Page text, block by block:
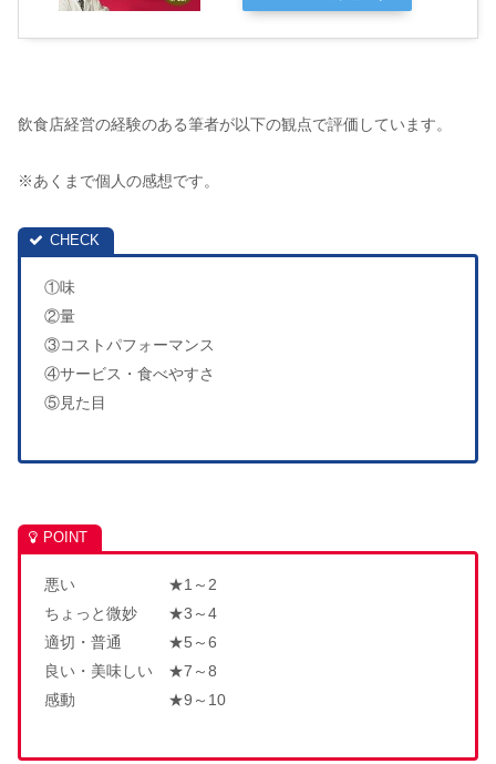
飲食店経営の経験のある筆者が以下の観点で評価しています。
※あくまで個人の感想です。
①味
②量
③コストパフォーマンス
④サービス・食べやすさ
⑤見た目
悪い ★1～2
ちょっと微妙 ★3～4
適切・普通 ★5～6
良い・美味しい ★7～8
感動 ★9～10